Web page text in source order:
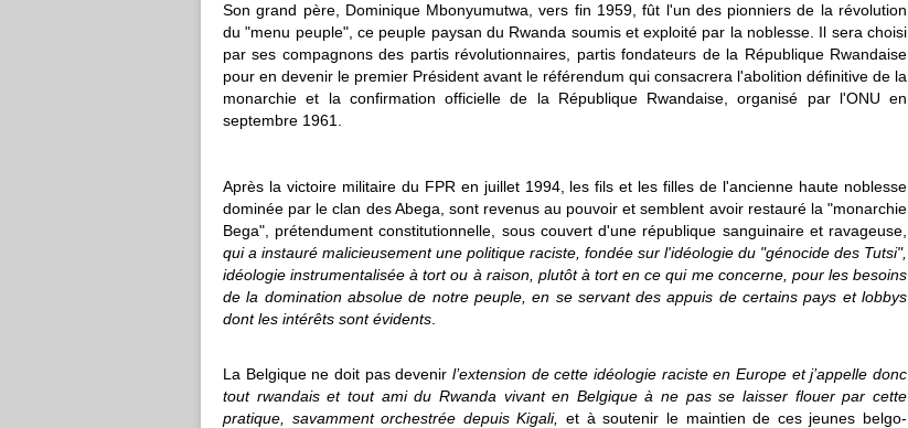
Son grand père, Dominique Mbonyumutwa, vers fin 1959, fût l'un des pionniers de la révolution
du "menu peuple", ce peuple paysan du Rwanda soumis et exploité par la noblesse. Il sera choisi
par ses compagnons des partis révolutionnaires, partis fondateurs de la République Rwandaise
pour en devenir le premier Président avant le référendum qui consacrera l'abolition définitive de la
monarchie et la confirmation officielle de la République Rwandaise, organisé par l'ONU en
septembre 1961.
Après la victoire militaire du FPR en juillet 1994, les fils et les filles de l'ancienne haute noblesse
dominée par le clan des Abega, sont revenus au pouvoir et semblent avoir restauré la "monarchie
Bega", prétendument constitutionnelle, sous couvert d'une république sanguinaire et ravageuse,
qui a instauré malicieusement une politique raciste, fondée sur l'idéologie du "génocide des Tutsi",
idéologie instrumentalisée à tort ou à raison, plutôt à tort en ce qui me concerne, pour les besoins
de la domination absolue de notre peuple, en se servant des appuis de certains pays et lobbys
dont les intérêts sont évidents
La Belgique ne doit pas devenir l’extension de cette idéologie raciste en Europe et j’appelle donc
tout rwandais et tout ami du Rwanda vivant en Belgique à ne pas se laisser flouer par cette
pratique, savamment orchestrée depuis Kigali,
et à soutenir le maintien de ces jeunes belgo‐